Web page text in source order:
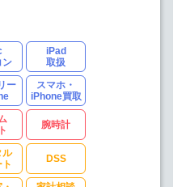
ン
iPad
取扱
ー
スマホ・
iPhone買取
腕時計
ル
DSS